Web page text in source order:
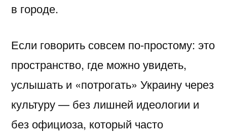
в городе.
Если говорить совсем по-простому: это
пространство, где можно увидеть,
услышать и «потрогать» Украину через
культуру — без лишней идеологии и
без официоза, который часто